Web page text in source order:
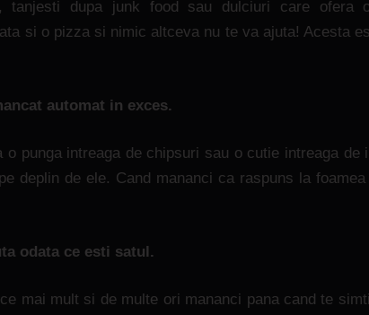
tanjesti dupa junk food sau dulciuri care ofera
si o pizza si nimic altceva nu te va ajuta! Acesta
automat in exces.
o punga intreaga de chipsuri sau o cutie intreaga de
deplin de ele. Cand mananci ca raspuns la
odata ce esti satul.
mai mult si de multe ori mananci pana cand te